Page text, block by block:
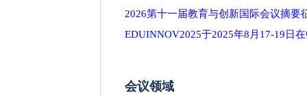
2026第十一届教育与创新国际会议摘要
EDUINNOV2025于2025年8月17-19日
会议领域